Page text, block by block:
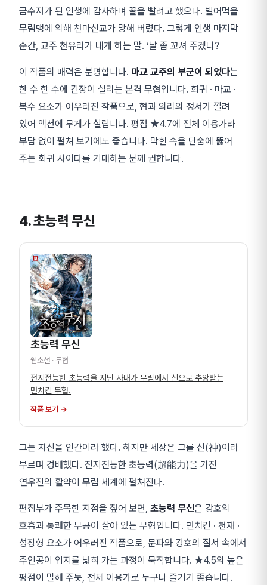
금수저가 된 인생에 감사하며 꿀을 빨려고 했으나. 빌어먹을
무림맹에 의해 천마신교가 망해 버렸다. 그렇게 인생 마지막
순간, 교주 천유라가 내게 하는 말. ‘날 좀 꼬셔 주겠나?
이 작품의 매력은 분명합니다. 마교 교주의 부군이 되었다는
한 수 한 수에 긴장이 실리는 본격 무협입니다. 회귀 · 마교 ·
복수 요소가 어우러진 작품으로, 협과 의리의 정서가 깔려
있어 액션에 무게가 실립니다. 평점 ★4.7에 전체 이용가라
부담 없이 펼쳐 보기에도 좋습니다. 막힌 속을 단숨에 뚫어
주는 회귀 사이다를 기대하는 분께 권합니다.
4. 초능력 무신
초능력 무신
웹소설 · 무협
전지전능한 초능력을 지닌 사내가 무림에서 신으로 추앙받는
먼치킨 무협.
작품 보기 →
그는 자신을 인간이라 했다. 하지만 세상은 그를 신(神)이라
부르며 경배했다. 전지전능한 초능력(超能力)을 가진
연우진의 활약이 무림 세계에 펼쳐진다.
편집부가 주목한 지점을 짚어 보면, 초능력 무신은 강호의
호흡과 통쾌한 무공이 살아 있는 무협입니다. 먼치킨 · 천재 ·
성장형 요소가 어우러진 작품으로, 문파와 강호의 질서 속에서
주인공이 입지를 넓혀 가는 과정이 묵직합니다. ★4.5의 높은
평점이 말해 주듯, 전체 이용가로 누구나 즐기기 좋습니다.